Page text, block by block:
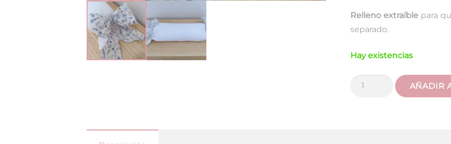
Relleno extraíblepara
separado.
Hay existencias
Cojín
AÑADIR